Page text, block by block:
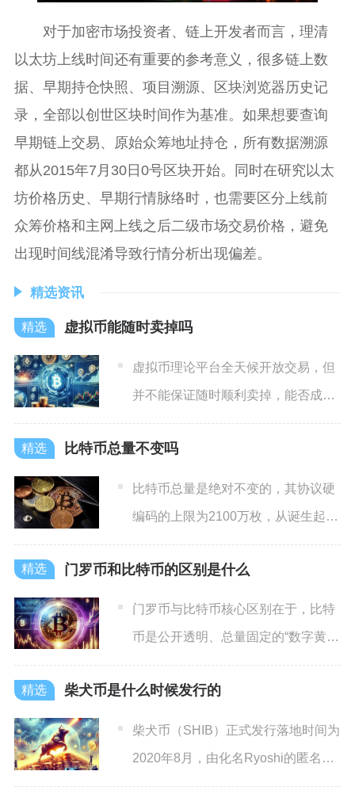
对于加密市场投资者、链上开发者而言，理清
以太坊上线时间还有重要的参考意义，很多链上数
据、早期持仓快照、项目溯源、区块浏览器历史记
录，全部以创世区块时间作为基准。如果想要查询
早期链上交易、原始众筹地址持仓，所有数据溯源
都从2015年7月30日0号区块开始。同时在研究以太
坊价格历史、早期行情脉络时，也需要区分上线前
众筹价格和主网上线之后二级市场交易价格，避免
出现时间线混淆导致行情分析出现偏差。
精选资讯
虚拟币能随时卖掉吗
虚拟币理论平台全天候开放交易，但
并不能保证随时顺利卖掉，能否成交
取决于币种流动性、市场行情
比特币总量不变吗
比特币总量是绝对不变的，其协议硬
编码的上限为2100万枚，从诞生起就
被数学与代码双重锁死，
门罗币和比特币的区别是什么
门罗币与比特币核心区别在于，比特
币是公开透明、总量固定的“数字黄
金”，主打价值存储；门罗币
柴犬币是什么时候发行的
柴犬币（SHIB）正式发行落地时间为
2020年8月，由化名Ryoshi的匿名开
发者依托以太